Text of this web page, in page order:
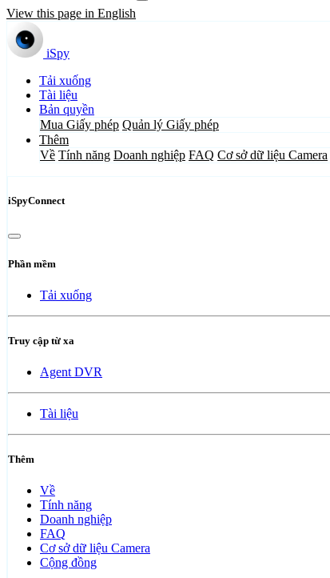
View this page in English
iSpy
Tải xuống
Tài liệu
Bản quyền
Mua Giấy phép Quản lý Giấy phép
Thêm
Về Tính năng Doanh nghiệp FAQ Cơ sở dữ liệu Camera
iSpyConnect
Phần mềm
Tải xuống
Truy cập từ xa
Agent DVR
Tài liệu
Thêm
Về
Tính năng
Doanh nghiệp
FAQ
Cơ sở dữ liệu Camera
Cộng đồng